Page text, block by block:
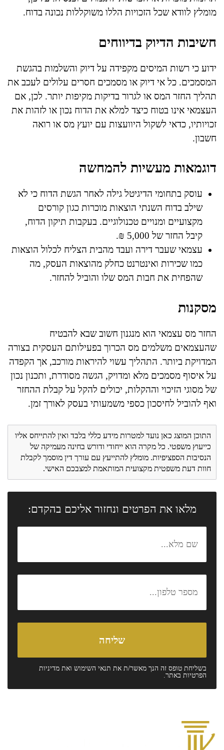
מומלץ לוודא שכל הזכויות הללו משוקללות נכונה בדוח.
חשיבות הדיוק בדיווחים
ידוע כי רשות המיסים מקפידה על דיוק והשלמות בהגשת
המסמכים. כל אי דיוק או מסמכים חסרים עלולים לעכב את
תהליך החזר המס או לגרור בדיקות מקיפות יותר. לכן, אם
העצמאי אינו בטוח כיצד למלא את הדוח נכון או לזהות את
זכויותיו, כדאי לשקול היוועצות עם יועץ מס או רואה
חשבון.
דוגמאות מעשיות להמחשה
עוסק בתחומי הדיגיטל גילה לאחר הגשת הדוח כי לא
שילב בדוח השנתי הוצאות מוכרות כגון קורסים
מקצועיים ומנויים טכנולוגיים. בעקבות תיקון הדוח,
קיבל החזר של 5,000 ₪.
עצמאי שעבר דירה ועבד מהבית הצליח לכלול הוצאות
כמו שכירות ואינטרנט כחלק מהוצאות העסק, מה
שהפחית את חבות המס שלו והוביל להחזר.
מסקנות
החזר מס עצמאי הוא מנגנון חשוב שבא להבטיח
שהעצמאים משלמים מס הכרוך בפעילותם העסקית בצורה
המדויקת ביותר. התהליך עשוי להיראות מורכב, אך הקפדה
על איסוף מסמכים מלא ומדויק, הגשה מסודרת, ותכנון נכון
של מסוגי הזיכוי וההקלות, יכולים להקל על קבלת ההחזר
ואף להוביל לחיסכון כספי משמעותי בעסק לאורך זמן.
התוכן המוצג כאן נועד למטרות מידע כללי בלבד ואין להתייחס אליו
כייעוץ משפטי. כל מקרה הוא ייחודי ודורש בחינה מעמיקה של
הנסיבות הספציפיות. מומלץ להתייעץ עם עורך דין מוסמך לקבלת
חוות דעת משפטית מקצועית המותאמת למצבכם האישי.
מלאו את הפרטים ונחזור אליכם בהקדם:
בשליחת טופס זה הנך מאשר/ת את תנאי השימוש ואת מדיניות
הפרטיות באתר.